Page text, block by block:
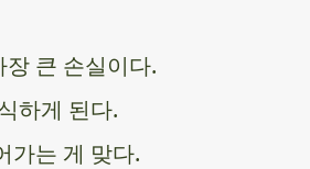
큰 손실이다.
하게 된다.
가는 게 맞다.